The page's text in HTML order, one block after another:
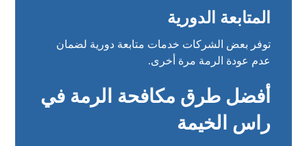
المتابعة الدورية
توفر بعض الشركات خدمات متابعة دورية لضمان
عدم عودة الرمة مرة أخرى.
أفضل طرق مكافحة الرمة في
راس الخيمة